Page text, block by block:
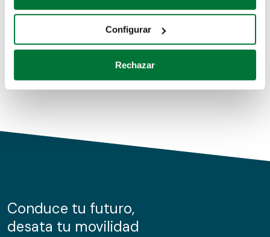
Recopilar información sobre su ubicación geográfica
Identificar su dispositivo analizándolo activamente
para buscar características específicas (huellas
Obtenga más información sobre cómo se procesan sus
de cookies.
información sobre el uso que haga del sitio web con
nuestros partners de redes sociales, publicidad y análisis
Configurar
Rechazar
Coches de km0
Conduce tu futuro,
desata tu movilidad